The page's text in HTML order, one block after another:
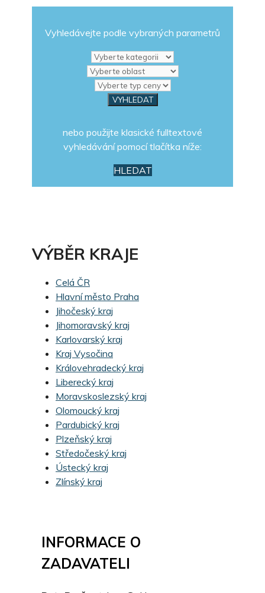
Vyhledávejte podle vybraných parametrů
nebo použijte klasické fulltextové
vyhledávání pomocí tlačítka níže:
HLEDAT
VÝBĚR KRAJE
Celá ČR
Hlavní město Praha
Jihočeský kraj
Jihomoravský kraj
Karlovarský kraj
Kraj Vysočina
Královehradecký kraj
Liberecký kraj
Moravskoslezský kraj
Olomoucký kraj
Pardubický kraj
Plzeňský kraj
Středočeský kraj
Ústecký kraj
Zlínský kraj
INFORMACE O
ZADAVATELI